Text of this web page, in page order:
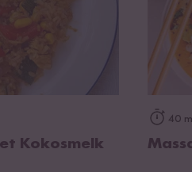
Kokosmelk
40